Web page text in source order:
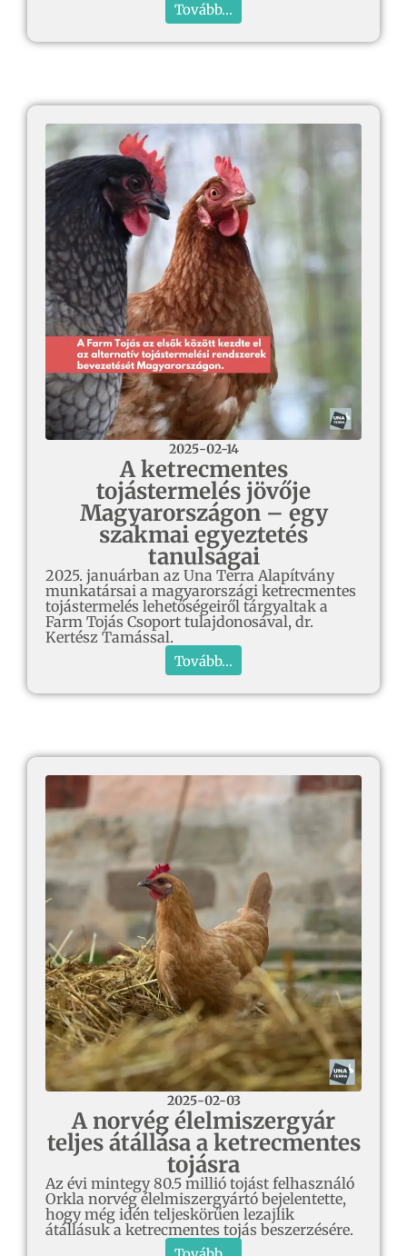
Tovább...
2025-02-14
A ketrecmentes
tojástermelés jövője
Magyarországon – egy
szakmai egyeztetés
tanulságai
2025. januárban az Una Terra Alapítvány
munkatársai a magyarországi ketrecmentes
tojástermelés lehetőségeiről tárgyaltak a
Farm Tojás Csoport tulajdonosával, dr.
Kertész Tamással.
Tovább...
2025-02-03
A norvég élelmiszergyár
teljes átállása a ketrecmentes
tojásra
Az évi mintegy 80.5 millió tojást felhasználó
Orkla norvég élelmiszergyártó bejelentette,
hogy még idén teljeskörűen lezajlik
átállásuk a ketrecmentes tojás beszerzésére.